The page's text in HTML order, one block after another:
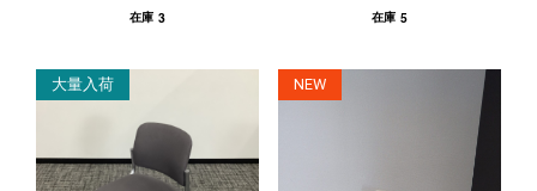
在庫 3 在庫 5
大量入荷 NEW